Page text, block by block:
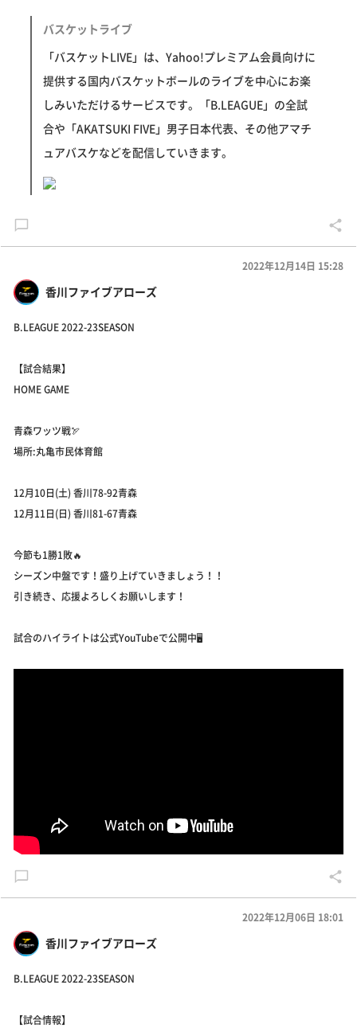
バスケットライブ
「バスケットLIVE」は、Yahoo!プレミアム会員向けに
提供する国内バスケットボールのライブを中心にお楽
しみいただけるサービスです。「B.LEAGUE」の全試
合や「AKATSUKI FIVE」男子日本代表、その他アマチ
ュアバスケなどを配信していきます。
香川ファイブアローズ
2022年12月14日 15:28
B.LEAGUE 2022-23SEASON
【試合結果】
HOME GAME
青森ワッツ戦🏹
場所:丸亀市民体育館
12月10日(土) 香川78-92青森
12月11日(日) 香川81-67青森
今節も1勝1敗🔥
シーズン中盤です！盛り上げていきましょう！！
引き続き、応援よろしくお願いします！
試合のハイライトは公式YouTubeで公開中🖥
香川ファイブアローズ
2022年12月06日 18:01
B.LEAGUE 2022-23SEASON
【試合情報】